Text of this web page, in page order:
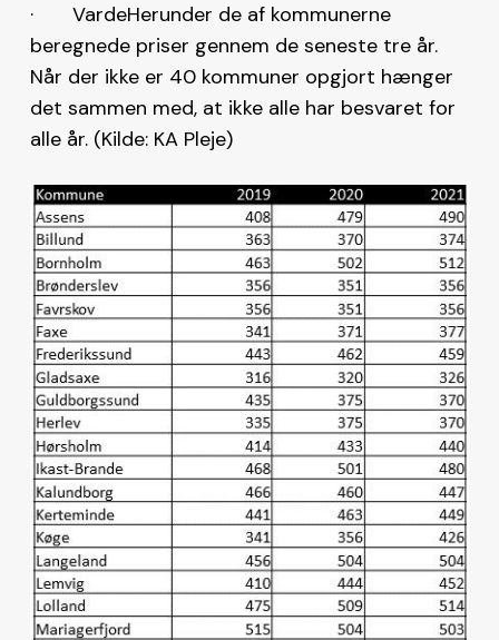
· VardeHerunder de af kommunerne
beregnede priser gennem de seneste tre år.
Når der ikke er 40 kommuner opgjort hænger
det sammen med, at ikke alle har besvaret for
alle år. (Kilde: KA Pleje)